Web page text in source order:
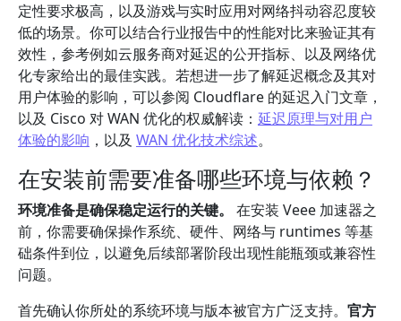
定性要求极高，以及游戏与实时应用对网络抖动容忍度较
低的场景。你可以结合行业报告中的性能对比来验证其有
效性，参考例如云服务商对延迟的公开指标、以及网络优
化专家给出的最佳实践。若想进一步了解延迟概念及其对
用户体验的影响，可以参阅 Cloudflare 的延迟入门文章，
以及 Cisco 对 WAN 优化的权威解读： 延迟原理与对用户
体验的影响 ，以及 WAN 优化技术综述。
在安装前需要准备哪些环境与依赖？
环境准备是确保稳定运行的关键。
在安装 Veee 加速器之
前，你需要确保操作系统、硬件、网络与 runtimes 等基
础条件到位，以避免后续部署阶段出现性能瓶颈或兼容性
问题。
首先确认你所处的系统环境与版本被官方广泛支持。 官方